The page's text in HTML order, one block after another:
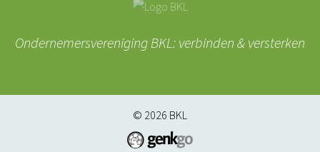
Ondernemersvereniging BKL: verbinden & versterken
© 2026 BKL